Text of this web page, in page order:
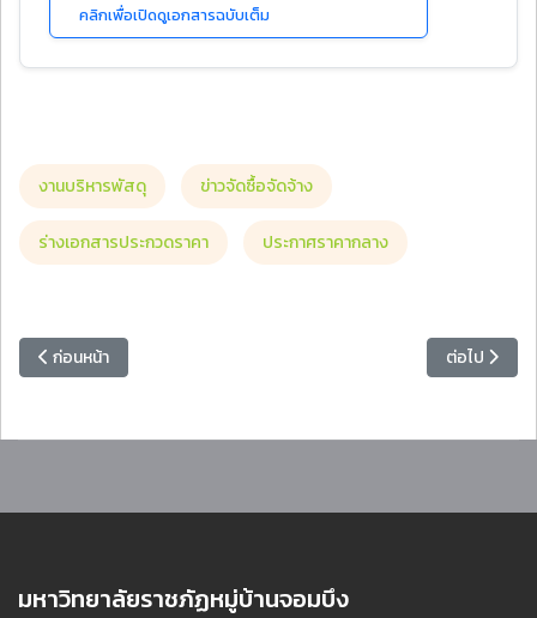
คลิกเพื่อเปิดดูเอกสารฉบับเต็ม
งานบริหารพัสดุ ข่าวจัดซื้อจัดจ้าง
ร่างเอกสารประกวดราคา ประกาศราคากลาง
เนื้อหาก่อนหน้า: ประกาศยกเลิกประกาศ ประกวดราคาจ้างก่อสร้างปรับป
ก่อนหน้า เนื้อหาถัดไป
ต่อไป
มหาวิทยาลัยราชภัฏหมู่บ้านจอมบึง